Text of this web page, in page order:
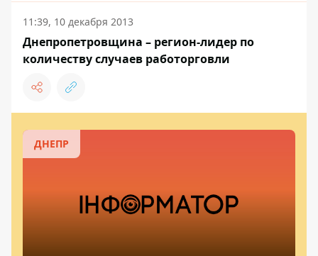
11:39, 10 декабря 2013
Днепропетровщина – регион-лидер по
количеству случаев работорговли
ДНЕПР